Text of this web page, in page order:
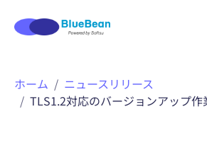
ホーム
ニュースリリース
TLS1.2対応のバージョンアップ